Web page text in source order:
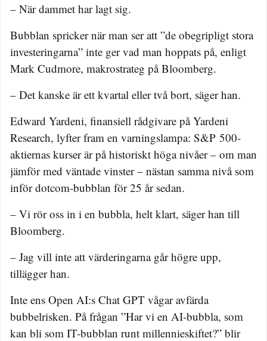
– När dammet har lagt sig.
Bubblan spricker när man ser att ”de obegripligt stora
investeringarna” inte ger vad man hoppats på, enligt
Mark Cudmore, makrostrateg på Bloomberg.
– Det kanske är ett kvartal eller två bort, säger han.
Edward Yardeni, finansiell rådgivare på Yardeni
Research, lyfter fram en varningslampa: S&P 500-
aktiernas kurser är på historiskt höga nivåer – om man
jämför med väntade vinster – nästan samma nivå som
inför dotcom-bubblan för 25 år sedan.
– Vi rör oss in i en bubbla, helt klart, säger han till
Bloomberg.
– Jag vill inte att värderingarna går högre upp,
tillägger han.
Inte ens Open AI:s Chat GPT vågar avfärda
bubbelrisken. På frågan ”Har vi en AI-bubbla, som
kan bli som IT-bubblan runt millennieskiftet?” blir